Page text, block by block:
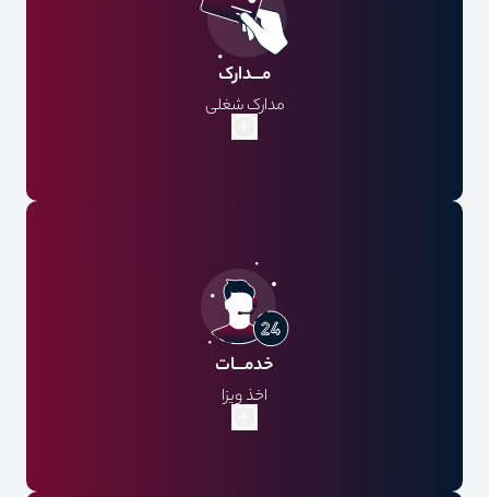
مـــدارک
مدارک شغلی
مدارک هویتی
پرینت حساب 3ماهه با مهر بانک و نامه تمکن مالی ( حداقل
300 میلیون)
خدمـــات
اخذ ویزا
گشت رایگان